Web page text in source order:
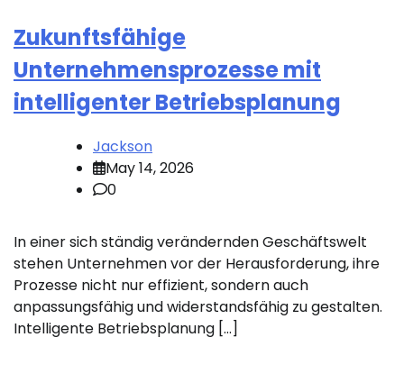
Zukunftsfähige
Unternehmensprozesse mit
intelligenter Betriebsplanung
Jackson
May 14, 2026
0
In einer sich ständig verändernden Geschäftswelt
stehen Unternehmen vor der Herausforderung, ihre
Prozesse nicht nur effizient, sondern auch
anpassungsfähig und widerstandsfähig zu gestalten.
Intelligente Betriebsplanung […]